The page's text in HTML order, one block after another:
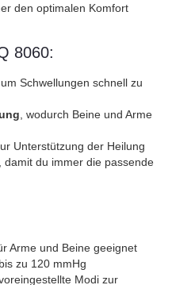
den optimalen Komfort
8060:
Schwellungen schnell zu
, wodurch Beine und Arme
Unterstützung der Heilung
, damit du immer die passende
Arme und Beine geeignet
zu 120 mmHg
Modi zur